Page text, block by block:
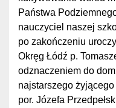
Państwa
nauczyciel naszej
po zakończeniu
Okręg Łódź p.
odznaczeniem do
najstarszego żyjącego
por. Józefa